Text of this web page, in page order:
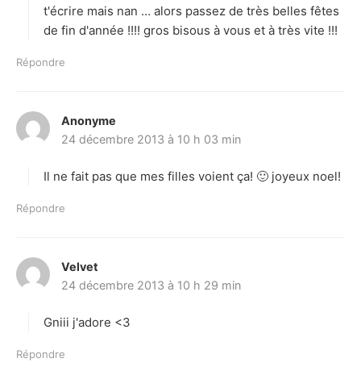
t'écrire mais nan … alors passez de très belles fêtes
de fin d'année !!!! gros bisous à vous et à très vite !!!
Répondre
Anonyme
i
:
24 décembre 2013 à 10 h 03 min
Il ne fait pas que mes filles voient ça! 🙂 joyeux noel!
Répondre
Velvet
i
:
24 décembre 2013 à 10 h 29 min
Gniii j'adore <3
Répondre